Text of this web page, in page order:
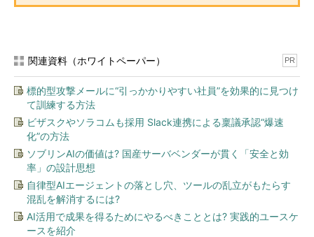
関連資料（ホワイトペーパー） PR
標的型攻撃メールに“引っかかりやすい社員”を効果的に見つけ
て訓練する方法
ビザスクやソラコムも採用 Slack連携による稟議承認“爆速
化”の方法
ソブリンAIの価値は? 国産サーバベンダーが貫く「安全と効
率」の設計思想
自律型AIエージェントの落とし穴、ツールの乱立がもたらす
混乱を解消するには?
AI活用で成果を得るためにやるべきこととは? 実践的ユースケ
ースを紹介